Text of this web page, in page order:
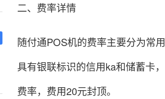
二、费率详情
随付通POS机的费率主要分为常
具有银联标识的信用ka和储蓄卡
费率，费用20元封顶。